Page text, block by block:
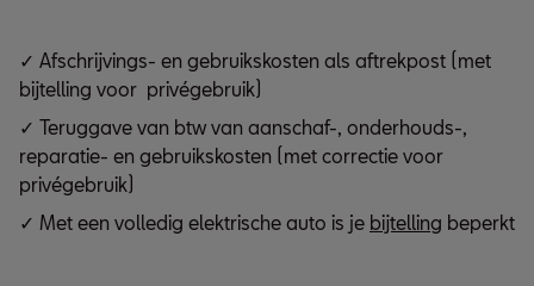
✓ Afschrijvings- en gebruikskosten als aftrekpost (met
bijtelling voor privégebruik)
✓ Teruggave van btw van aanschaf-, onderhouds-,
reparatie- en gebruikskosten (met correctie voor
privégebruik)
✓ Met een volledig elektrische auto is je bijtelling beperkt